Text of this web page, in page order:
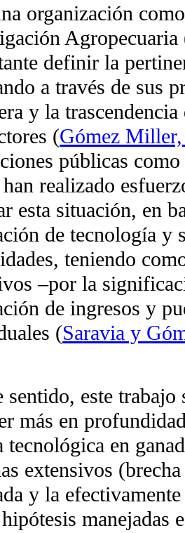
organización
definir la
a través de sus
y la
(Gómez
públicas
realizado
esta situación, en
de tecnología y
teniendo
–por la
de ingresos y
(Saravia y
sentido, este
más en
tecnológica en
extensivos
y la
manejadas